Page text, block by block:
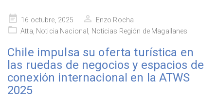
Publicado
en
16 octubre, 2025
Enzo Rocha
Atta Noticia Nacional Noticias Región de Magallanes
Chile impulsa su oferta turística en
las ruedas de negocios y espacios de
conexión internacional en la ATWS
2025